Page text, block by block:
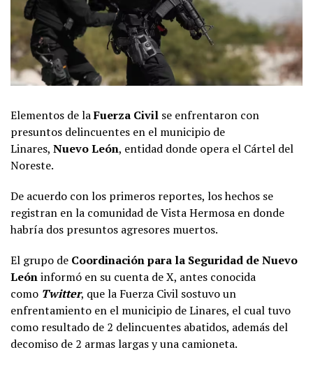
Elementos de laFuerza Civil se enfrentaron con
presuntos delincuentes en el municipio de
Linares, Nuevo León, entidad donde opera el Cártel del
Noreste.
De acuerdo con los primeros reportes, los hechos se
registran en la comunidad de Vista Hermosa en donde
habría dos presuntos agresores muertos.
El grupo de Coordinación para la Seguridad de Nuevo
Leóninformó en su cuenta de X, antes conocida
como Twitter, que la Fuerza Civil sostuvo un
enfrentamiento en el municipio de Linares, el cual tuvo
como resultado de 2 delincuentes abatidos, además del
decomiso de 2 armas largas y una camioneta.